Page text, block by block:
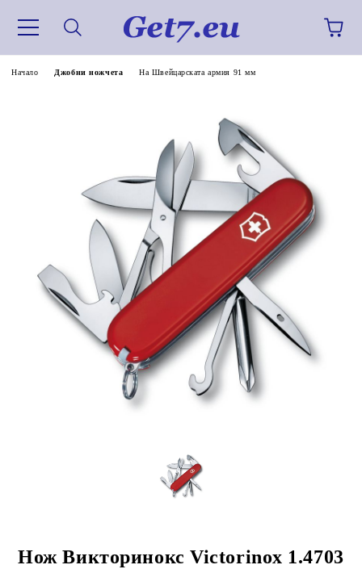
Начало Джобни ножчета На Швейцарската армия 91 мм
Нож Викторинокс Victorinox 1.4703